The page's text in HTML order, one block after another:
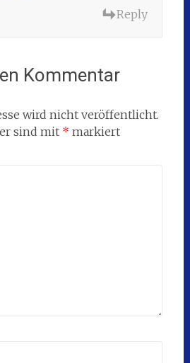
Reply
Kommentar
wird nicht veröffentlicht.
sind mit * markiert